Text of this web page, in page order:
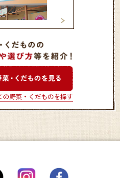
ろば関店 おんさい広場 鷺
の野菜・くだものを探す